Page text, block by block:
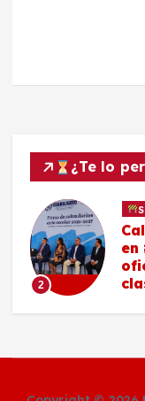
¿Te lo
2
en